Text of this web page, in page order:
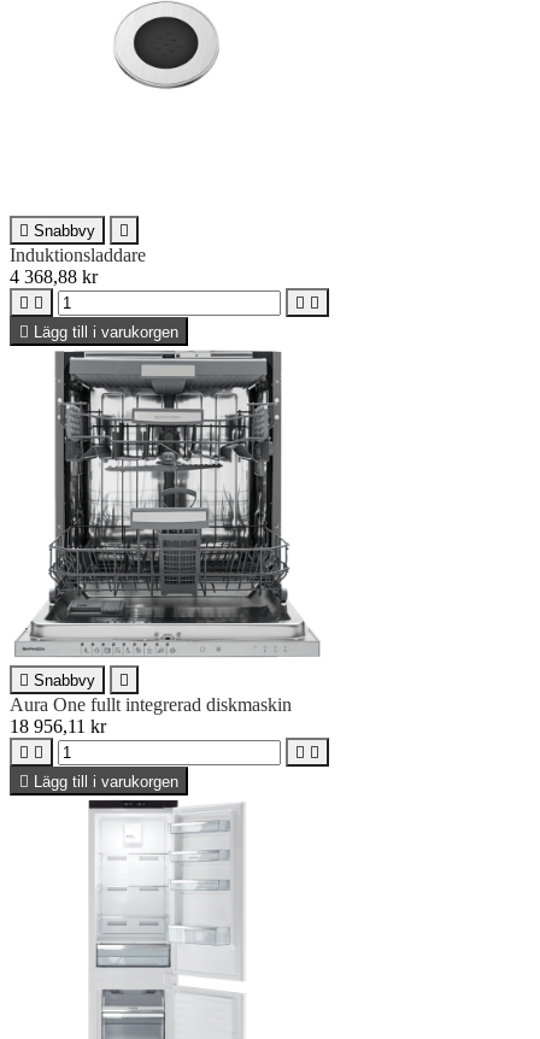
 Snabbvy 
Induktionsladdare
4 368,88 kr
   
 Lägg till i varukorgen
 Snabbvy 
Aura One fullt integrerad diskmaskin
18 956,11 kr
   
 Lägg till i varukorgen